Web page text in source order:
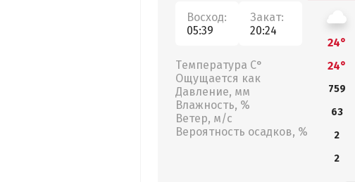
Восход:
05:39
Закат:
20:24
Температура С°
Ощущается как
Давление, мм
Влажность, %
Ветер, м/с
Вероятность осадков, %
24°
24°
759
63
2
2